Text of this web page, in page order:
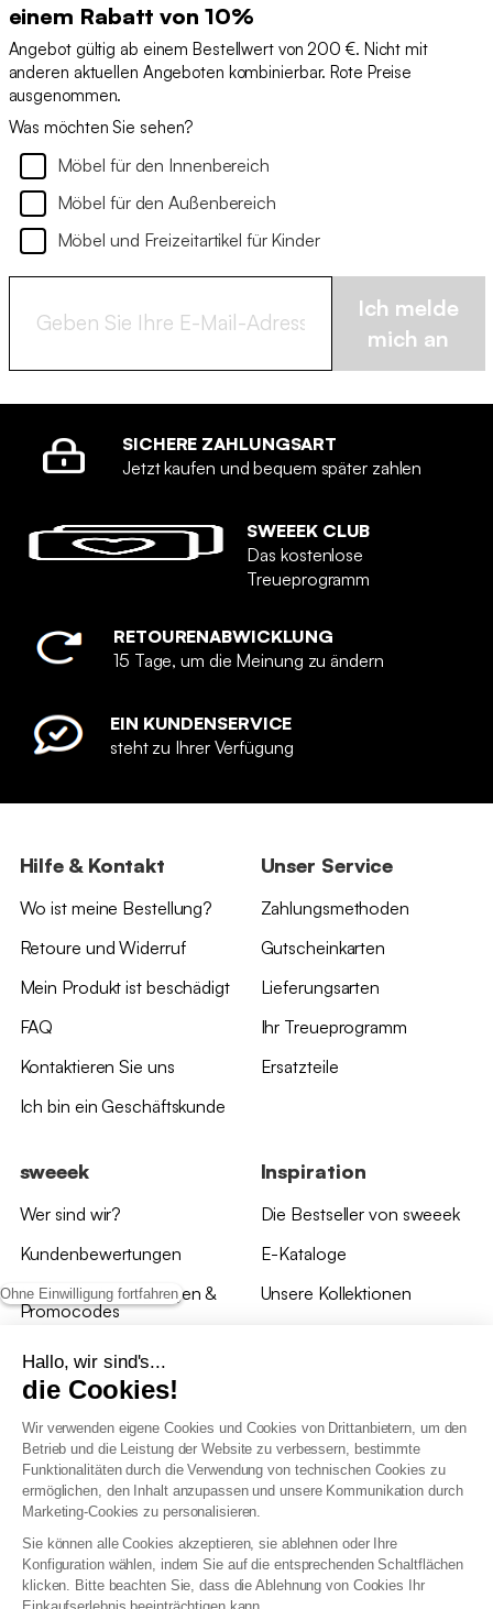
Ohne Einwilligung fortfahren
Hallo, wir sind's...
die Cookies!
Wir verwenden eigene Cookies und Cookies von Drittanbietern, um den
Betrieb und die Leistung der Website zu verbessern, bestimmte
Funktionalitäten durch die Verwendung von technischen Cookies zu
ermöglichen, den Inhalt anzupassen und unsere Kommunikation durch
Marketing-Cookies zu personalisieren.
Sie können alle Cookies akzeptieren, sie ablehnen oder Ihre
Konfiguration wählen, indem Sie auf die entsprechenden Schaltflächen
klicken. Bitte beachten Sie, dass die Ablehnung von Cookies Ihr
einem Rabatt von 10%
Angebot gültig ab einem Bestellwert von 200 €. Nicht mit
anderen aktuellen Angeboten kombinierbar. Rote Preise
ausgenommen.
Was möchten Sie sehen?
Möbel für den Innenbereich
Möbel für den Außenbereich
Möbel und Freizeitartikel für Kinder
Ich melde
mich an
SICHERE ZAHLUNGSART
Jetzt kaufen und bequem später zahlen
SWEEEK CLUB
Das kostenlose
Treueprogramm
RETOURENABWICKLUNG
15 Tage, um die Meinung zu ändern
EIN KUNDENSERVICE
steht zu Ihrer Verfügung
Hilfe & Kontakt
Wo ist meine Bestellung?
Retoure und Widerruf
Mein Produkt ist beschädigt
FAQ
Kontaktieren Sie uns
Ich bin ein Geschäftskunde
Unser Service
Zahlungsmethoden
Gutscheinkarten
Lieferungsarten
Ihr Treueprogramm
Ersatzteile
sweeek
Wer sind wir?
Kundenbewertungen
*Angebotsbedingungen &
Promocodes
Bewertungen von sweeek
Unsere Geschäfte
Inspiration
Die Bestseller von sweeek
E-Kataloge
Unsere Kollektionen
AGB Treueprogramm
Datenschutzrichtlinien
Allgemeine Geschäftsbedingungen für Geschäftskunden